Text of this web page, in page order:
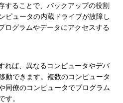
することで、バックアップの役割
ピュータの内蔵ドライブが故障し
ログラムやデータにアクセスする
れば、異なるコンピュータやデバ
動できます。複数のコンピュータ
同僚のコンピュータでプログラム
。